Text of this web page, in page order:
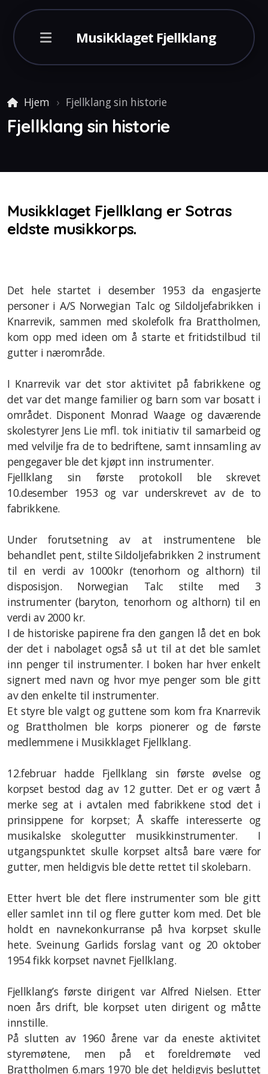
Musikklaget Fjellklang
Hjem Fjellklang sin historie
Fjellklang sin historie
Musikklaget Fjellklang er Sotras
eldste musikkorps.
Det hele startet i desember 1953 da engasjerte
personer i A/S Norwegian Talc og Sildoljefabrikken i
Knarrevik, sammen med skolefolk fra Brattholmen,
kom opp med ideen om å starte et fritidstilbud til
gutter i nærområde.
I Knarrevik var det stor aktivitet på fabrikkene og
det var det mange familier og barn som var bosatt i
området. Disponent Monrad Waage og daværende
skolestyrer Jens Lie mfl. tok initiativ til samarbeid og
med velvilje fra de to bedriftene, samt innsamling av
pengegaver ble det kjøpt inn instrumenter.
Fjellklang sin første protokoll ble skrevet
10.desember 1953 og var underskrevet av de to
fabrikkene.
Under forutsetning av at instrumentene ble
behandlet pent, stilte Sildoljefabrikken 2 instrument
til en verdi av 1000kr (tenorhorn og althorn) til
disposisjon. Norwegian Talc stilte med 3
instrumenter (baryton, tenorhorn og althorn) til en
verdi av 2000 kr.
I de historiske papirene fra den gangen lå det en bok
der det i nabolaget også så ut til at det ble samlet
inn penger til instrumenter. I boken har hver enkelt
signert med navn og hvor mye penger som ble gitt
av den enkelte til instrumenter.
Et styre ble valgt og guttene som kom fra Knarrevik
og Brattholmen ble korps pionerer og de første
medlemmene i Musikklaget Fjellklang.
12.februar hadde Fjellklang sin første øvelse og
korpset bestod dag av 12 gutter. Det er og vært å
merke seg at i avtalen med fabrikkene stod det i
prinsippene for korpset; Å skaffe interesserte og
musikalske skolegutter musikkinstrumenter. I
utgangspunktet skulle korpset altså bare være for
gutter, men heldigvis ble dette rettet til skolebarn.
Etter hvert ble det flere instrumenter som ble gitt
eller samlet inn til og flere gutter kom med. Det ble
holdt en navnekonkurranse på hva korpset skulle
hete. Sveinung Garlids forslag vant og 20 oktober
1954 fikk korpset navnet Fjellklang.
Fjellklang’s første dirigent var Alfred Nielsen. Etter
noen års drift, ble korpset uten dirigent og måtte
innstille.
På slutten av 1960 årene var da eneste aktivitet
styremøtene, men på et foreldremøte ved
Brattholmen 6.mars 1970 ble det heldigvis besluttet
England 2024
Danmark 2016
England 2013
Gøteborg 2012
Fjellklang sin historie
Styret og verv
Galleri
2024
2022
2021
2020
2019
2018
2017
2016
2015
2013
2012
Gamle Bilder
Spill med oss
Kontakt oss